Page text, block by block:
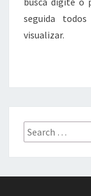
seguida
visualizar.
Search
for: